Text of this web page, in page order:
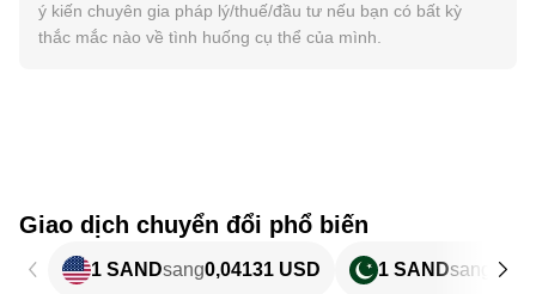
ý kiến chuyên gia pháp lý/thuế/đầu tư nếu bạn có bất kỳ
thắc mắc nào về tình huống cụ thể của mình.
Giao dịch chuyển đổi phổ biến
1 SANDsang0,04131 USD 1 SANDsang